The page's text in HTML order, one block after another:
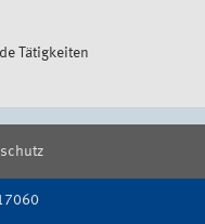
Tätigkeiten